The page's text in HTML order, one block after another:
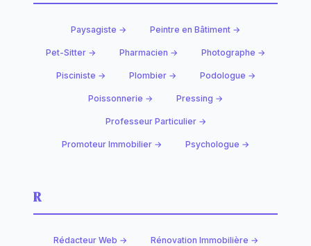
Paysagiste → Peintre en Bâtiment →
Pet-Sitter → Pharmacien → Photographe →
Pisciniste → Plombier → Podologue →
Poissonnerie → Pressing →
Professeur Particulier →
Promoteur Immobilier → Psychologue →
R
Rédacteur Web → Rénovation Immobilière →